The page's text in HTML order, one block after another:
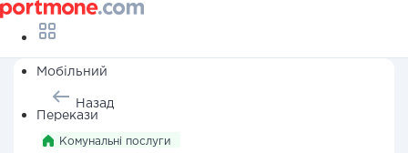
Мобільний
Перекази
Назад
Комунальні послуги